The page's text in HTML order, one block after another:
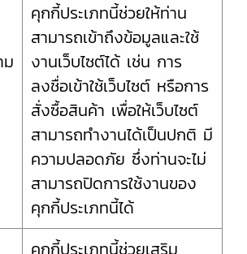
ม
คุกกี้ประเภทนี้ช่วยให้ท่าน
สามารถเข้าถึงข้อมูลและใช้
งานเว็บไซต์ได้ เช่น การ
ลงชื่อเข้าใช้เว็บไซต์ หรือการ
สั่งซื้อสินค้า เพื่อให้เว็บไซต์
สามารถทำงานได้เป็นปกติ มี
ความปลอดภัย ซึ่งท่านจะไม่
สามารถปิดการใช้งานของ
คุกกี้ประเภทนี้ได้
คุกกี้ประเภทนี้ช่วยเสริม